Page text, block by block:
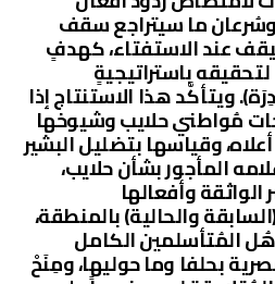
وسُرعان ما سيتراجع سقف
عند الاستفتاء، كهدفٍ
باستراتيجيةٍ
ويتأكَّد هذا الاستنتاج إذا
مُواطني حلايب وشيوخها
وقياسها بتضليل البشير
المأجور بشأن حلايب،
الواثقة وأفعالها
والحالية) بالمنطقة،
المُتأسلمين الكامل
بحلفا وما حوليها، ومِنَحْ